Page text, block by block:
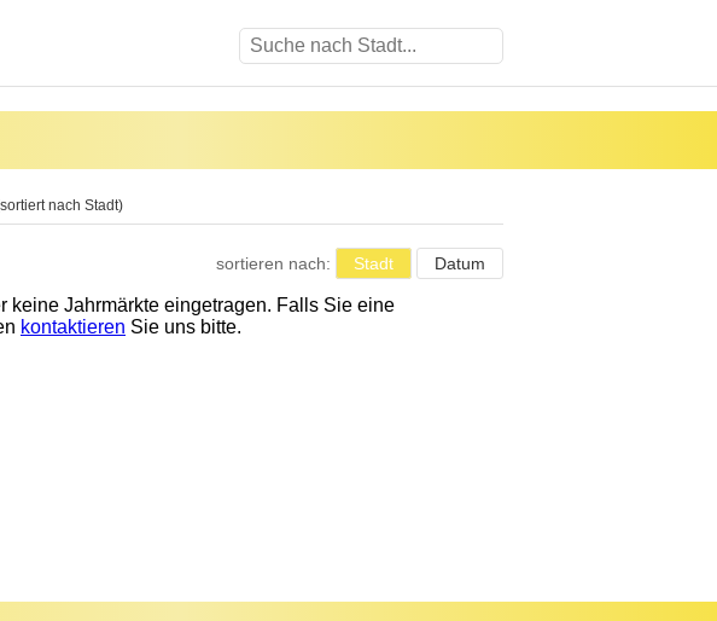
nach Stadt)
sortieren nach: Stadt Datum
keine Jahrmärkte eingetragen. Falls Sie eine
kontaktieren Sie uns bitte.